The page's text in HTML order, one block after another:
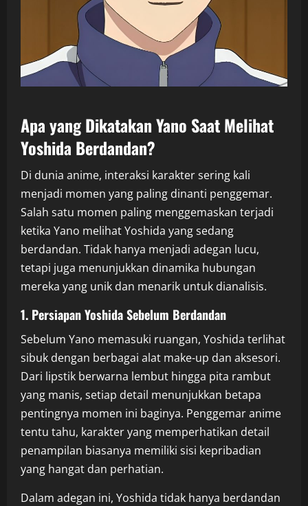
Apa yang Dikatakan Yano Saat Melihat
Yoshida Berdandan?
Di dunia anime, interaksi karakter sering kali
menjadi momen yang paling dinanti penggemar.
Salah satu momen paling menggemaskan terjadi
ketika Yano melihat Yoshida yang sedang
berdandan. Tidak hanya menjadi adegan lucu,
tetapi juga menunjukkan dinamika hubungan
mereka yang unik dan menarik untuk dianalisis.
1. Persiapan Yoshida Sebelum Berdandan
Sebelum Yano memasuki ruangan, Yoshida terlihat
sibuk dengan berbagai alat make-up dan aksesori.
Dari lipstik berwarna lembut hingga pita rambut
yang manis, setiap detail menunjukkan betapa
pentingnya momen ini baginya. Penggemar anime
tentu tahu, karakter yang memperhatikan detail
penampilan biasanya memiliki sisi kepribadian
yang hangat dan perhatian.
Dalam adegan ini, Yoshida tidak hanya berdandan